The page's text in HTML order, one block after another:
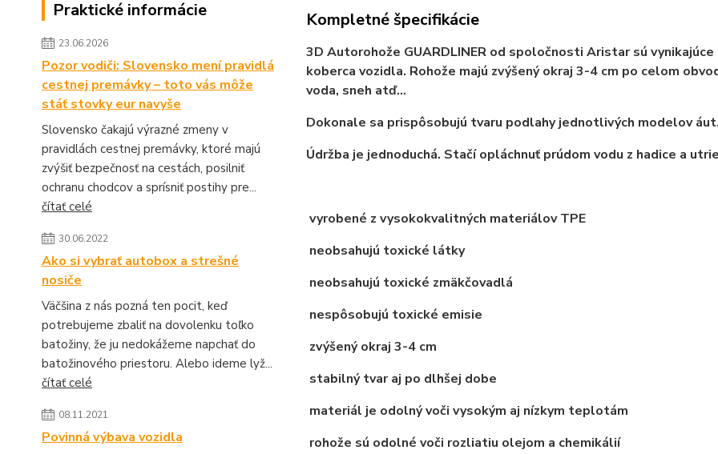
Praktické informácie
23.06.2026
Pozor vodiči: Slovensko mení pravidlá
cestnej premávky – toto vás môže
stáť stovky eur navyše
Slovensko čakajú výrazné zmeny v
pravidlách cestnej premávky, ktoré majú
zvýšiť bezpečnosť na cestách, posilniť
ochranu chodcov a sprísniť postihy pre...
čítať celé
30.06.2022
Ako si vybrať autobox a strešné
nosiče
Väčšina z nás pozná ten pocit, keď
potrebujeme zbaliť na dovolenku toľko
batožiny, že ju nedokážeme napchať do
batožinového priestoru. Alebo ideme lyž...
čítať celé
08.11.2021
Povinná výbava vozidla
Kompletné špecifikácie
3D Autorohože GUARDLINER od spoločnosti Aristar sú
koberca vozidla. Rohože majú zvýšený okraj 3-4 cm po celom
voda, sneh atď...
Dokonale sa prispôsobujú tvaru podlahy jednotlivých modelov
Údržba je jednoduchá. Stačí opláchnuť prúdom vodu z hadice a
vyrobené z vysokokvalitných materiálov TPE
neobsahujú toxické látky
neobsahujú toxické zmäkčovadlá
nespôsobujú toxické emisie
zvýšený okraj 3-4 cm
stabilný tvar aj po dlhšej dobe
materiál je odolný voči vysokým aj nízkym teplotám
rohože sú odolné voči rozliatiu olejom a chemikálií